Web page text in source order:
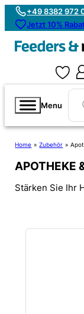
+49 8382 972
Jetzt 10%
Menu
Home » Zubehör »
APOTHEKE
Stärken Sie Ihr